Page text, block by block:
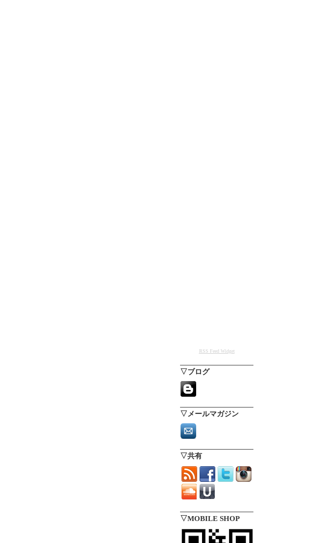
RSS Feed Widget
▽ブログ
▽メールマガジン
▽共有
▽MOBILE SHOP